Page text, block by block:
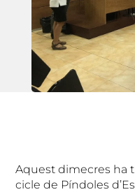
Aquest dimecres ha
cicle de Píndoles